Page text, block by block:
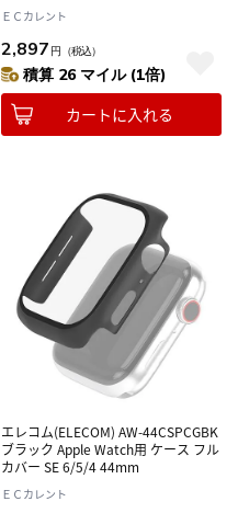
ＥＣカレント
2,897 円 （税込）
積算 26 マイル (1倍)
カートに入れる
エレコム(ELECOM) AW-44CSPCGBK
ブラック Apple Watch用 ケース フル
カバー SE 6/5/4 44mm
ＥＣカレント